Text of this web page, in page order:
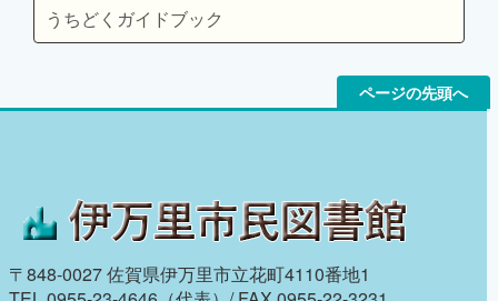
うちどくガイドブック
ページの先頭へ
〒848-0027 佐賀県伊万里市立花町4110番地1